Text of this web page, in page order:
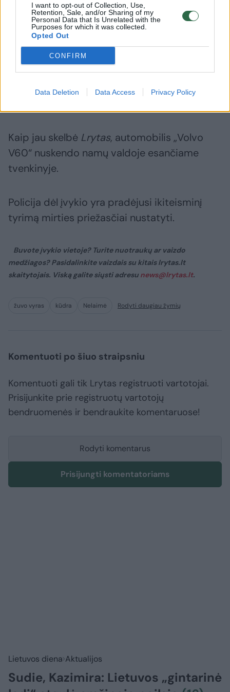
I want to opt-out of Collection, Use,
Retention, Sale, and/or Sharing of my
Personal Data that Is Unrelated with the
Purposes for which it was collected.
Opted Out
CONFIRM
Data Deletion Data Access Privacy Policy
gyvybės požymių. Medikai konstatavo
vyriškio mirtį.
„Pirminiais duomenimis, vyriškis
vairuodamas automobilį, jo nesuvaldė ir
įvažiavo į vandens telkinį“, – sekmadienio
Kaip jau skelbė Lrytas, automobilis „Volvo
V60“ nuskendo namų valdoje esančiame
tvenkinyje.
Policija dėl įvykio yra pradėjusi ikiteisminį
tyrimą mirties priežasčiai nustatyti.
Buvote įvykio vietoje? Turite nuotraukų ar vaizdo
medžiagos? Pasidalinkite vaizdais su kitais lrytas.lt
skaitytojais. Viską galite siųsti adresu news@lrytas.lt.
žuvo vyras kūdra Nelaimė Rodyti daugiau žymių
Komentuoti po šiuo straipsniu
Komentuoti gali tik Lrytas registruoti vartotojai.
Prisijunkite prie registruotų vartotojų
bendruomenės ir bendraukite komentaruose!
Rodyti komentarus
Prisijungti komentatoriams
Lietuvos diena Aktualijos
Sudie, Kazimira: Lietuvos „gintarinė